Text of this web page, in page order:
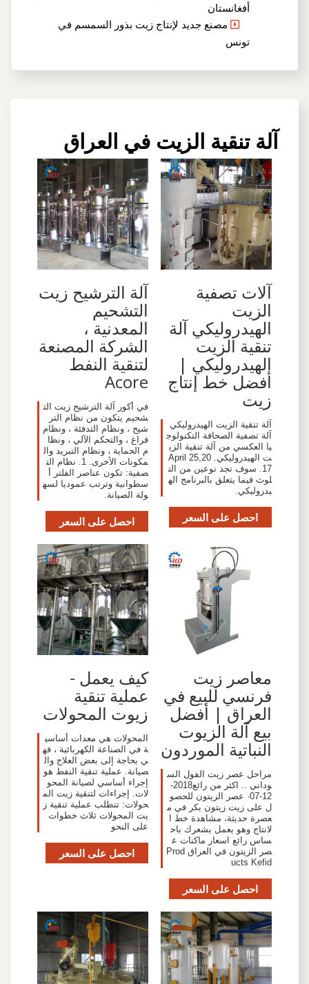
أفغانستان
مصنع جديد لإنتاج زيت بذور السمسم في
تونس
آلة تنقية الزيت في العراق
آلات تصفية
الزيت
الهيدروليكي آلة
تنقية الزيت
الهيدروليكي |
أفضل خط إنتاج
زيت
آلة تنقية الزيت الهيدروليكي
آلة تصفية الصحافة التكنولوج
يا العكسي من آلة تنقية الزي
ت الهيدروليكي. April 25,20
17. سوف تجد نوعين من الت
لوث فيما يتعلق بالبرنامج اله
يدروليكي.
احصل على السعر
آلة الترشيح زيت
التشحيم
المعدنية ،
الشركة المصنعة
لتنقية النفط
Acore
في أكور آلة الترشيح زيت الت
شحيم يتكون من نظام التر
شيح ، ونظام التدفئة ، ونظام
فراغ ، والتحكم الآلي ، ونظا
م الحماية ، ونظام التبريد وال
مكونات الأخرى. 1. نظام الت
صفية: تكون عناصر الفلتر أ
سطوانية وترتب عموديا لسه
ولة الصيانة.
احصل على السعر
معاصر زيت
فرنسي للبيع في
العراق | أفضل
بيع آلة الزيوت
النباتية الموردون
مراحل عصر زيت الفول الس
وداني .. اكثر من رائع2018-
12-07· عصر الزيتون للحصو
ل على زيت زيتون بكر في م
عصرة حديثة، مشاهدة خط ا
لانتاج وهو يعمل يشعرك باح
ساس رائع اسعار ماكنات ع
صر الزيتون في العراق Prod
ucts Kefid
احصل على السعر
كيف يعمل -
عملية تنقية
زيوت المحولات
المحولات هي معدات أساسي
ة في الصناعة الكهربائية ، فه
ي بحاجة إلى بعض العلاج وال
صيانة. عملية تنقية النفط هو
إجراء أساسي لصيانة المحو
لات. إجراءات لتنقية زيت الم
حولات: تتطلب عملية تنقية ز
يت المحولات ثلاث خطوات
على النحو
احصل على السعر